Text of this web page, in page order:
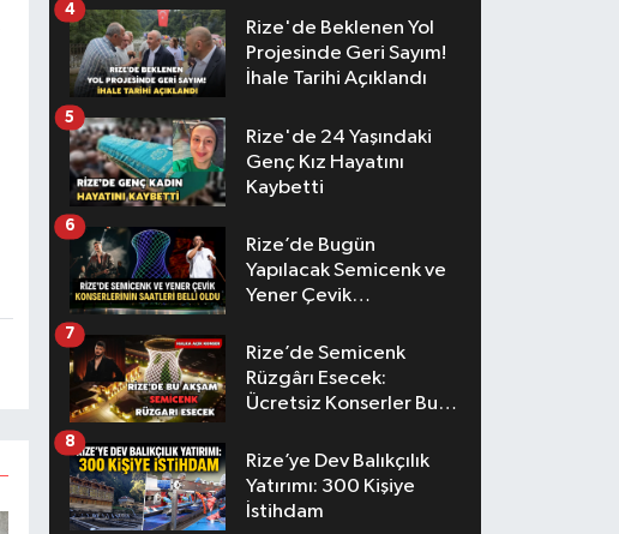
Rize'de Beklenen Yol
Projesinde Geri Sayım!
İhale Tarihi Açıklandı
4
Rize'de 24 Yaşındaki
Genç Kız Hayatını
Kaybetti
5
Rize’de Bugün
Yapılacak Semicenk ve
Yener Çevik
Belli Oldu
6
Rize’de Semicenk
Rüzgârı Esecek:
Ücretsiz Konserler Bu
7
Rize’ye Dev Balıkçılık
Yatırımı: 300 Kişiye
İstihdam
8